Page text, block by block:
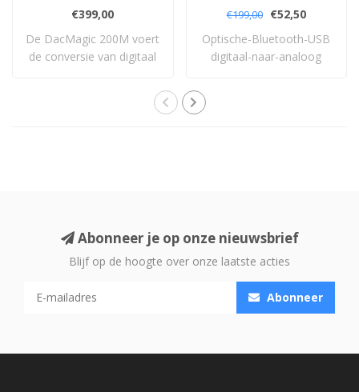
€399,00
De DacMagic 200M voert
de conversie van digitaal
€199,00
€52,50
Optische-Bluetooth-USB
digitaal-naar-analoog
Abonneer je op onze nieuwsbrief
Blijf op de hoogte over onze laatste acties
Abonneer